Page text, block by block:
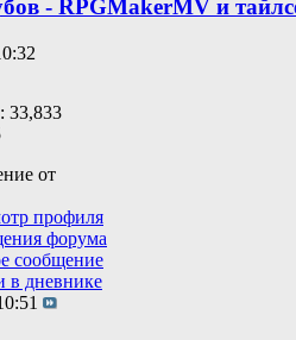
- RPGMakerMV и
33,833
от
профиля
форума
сообщение
в дневнике